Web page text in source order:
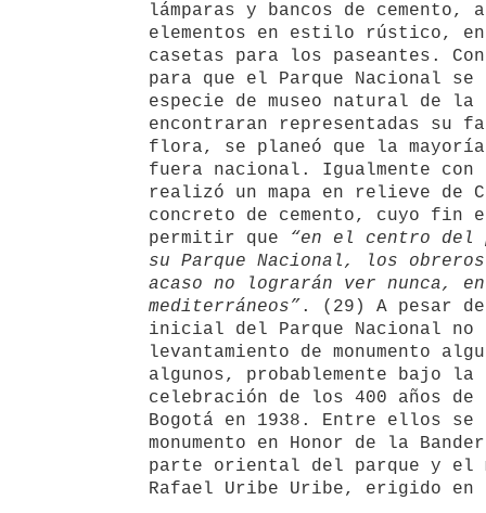
lámparas y bancos de cemento,
elementos en estilo rústico,
casetas para los paseantes.
para que el Parque Nacional
especie de museo natural de
encontraran representadas su
flora, se planeó que la
fuera nacional. Igualmente con
realizó un mapa en relieve de
concreto de cemento, cuyo fin
permitir que
“en el centro del
su Parque Nacional, los
acaso no lograrán ver nunca,
mediterráneos” . (29) A pesar
inicial del Parque Nacional
levantamiento de monumento
algunos, probablemente bajo
celebración de los 400 años
Bogotá en 1938. Entre ellos se
monumento en Honor de la
parte oriental del parque y el
Rafael Uribe Uribe, erigido en